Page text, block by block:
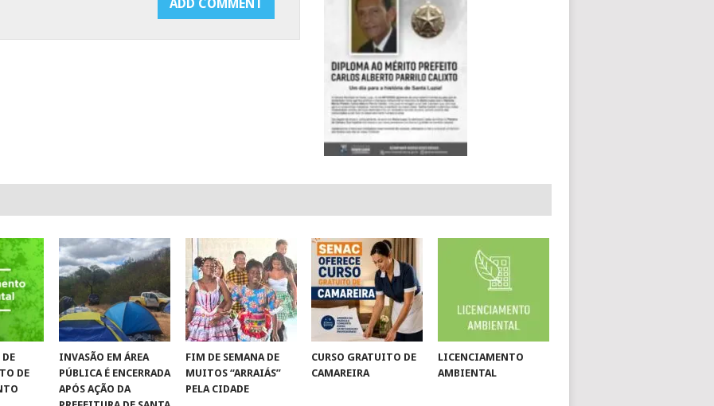
DE
INVASÃO EM ÁREA
PÚBLICA É ENCERRADA
APÓS AÇÃO DA
FIM DE SEMANA DE
MUITOS “ARRAIÁS”
PELA CIDADE
CURSO GRATUITO DE
CAMAREIRA
LICENCIAMENTO
AMBIENTAL